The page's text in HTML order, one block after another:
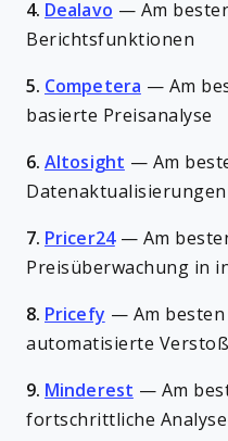
4. Dealavo — Am
Berichtsfunktionen
5. Competera — Am
basierte Preisanalyse
6. Altosight — Am
Datenaktualisierungen
7. Pricer24 — Am
Preisüberwachung in
8. Pricefy — Am
automatisierte
9. Minderest — Am
fortschrittliche